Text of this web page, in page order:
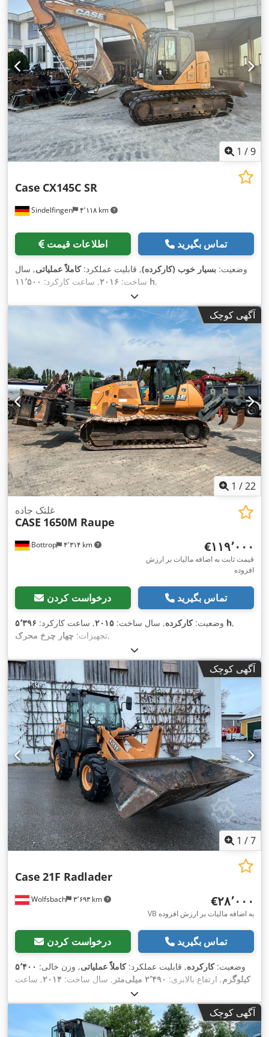
1 /9
Sindelfingen ۴٬۱۱۸ km
Case CX145C SR
اطلاعات قیمت تماس بگیرید
وضعیت: بسیار خوب (کارکرده), قابلیت عملکرد:کاملاً عملیاتی, سال
ساخت: ۲۰۱۶, ساعت کارکرد: ۱۱٬۵۰۰ h,
آگهی کوچک
1 /22
Bottrop ۴٬۳۱۴ km
غلتک جاده
CASE 1650M Raupe
‎€۱۱۹٬۰۰۰
قیمت ثابت به اضافه مالیات بر ارزش
افزوده
درخواست کردن تماس بگیرید
وضعیت:کارکرده, سال ساخت: ۲۰۱۵, ساعت کارکرد: ۵٬۳۹۶ h,
تجهیزات: چهار چرخ محرک ,
آگهی کوچک
1 /7
Wolfsbach ۳٬۶۹۳ km
Case 21F Radlader
‎€۲۸٬۰۰۰
VB به اضافه مالیات بر ارزش افزوده
درخواست کردن تماس بگیرید
وضعیت:کارکرده, قابلیت عملکرد:کاملاً عملیاتی, وزن خالی: ۵٬۴۰۰
کیلوگرم, ارتفاع بالابری: ۲٬۴۹۰ میلی‌متر , سال ساخت: ۲۰۱۴, ساعت
, ارتفاع سازه:
میلی‌متر, نوع سیستم انتقال قدرت:Diesel Motor , عرض ساخت:
۱٬۹۵۰ میلی‌متر, آگهی کوچک